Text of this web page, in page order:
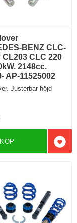
BENZ CLC-
CL203 CLC 220
2148cc.
AP-11525002
Justerbar höjd
KÖP